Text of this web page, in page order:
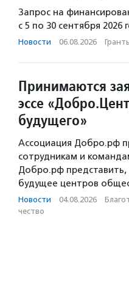
Запрос на
с 5 по 30 сентября 2026
Новости · 06.08.2026 ·
Принимаются
эссе
будущего»
Ассоциация Добро.рф
сотрудникам и
Добро.рф
будущее центров
Новости · 04.08.2026 ·
чест­во